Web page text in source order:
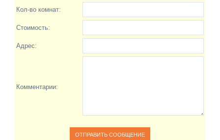
Кол-во комнат:
Стоимость:
Адрес:
Комментарии: